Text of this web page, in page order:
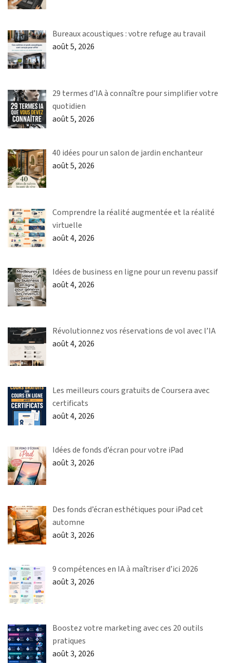
Bureaux acoustiques : votre refuge au travail
août 5, 2026
29 termes d’IA à connaître pour simplifier votre
quotidien
août 5, 2026
40 idées pour un salon de jardin enchanteur
août 5, 2026
Comprendre la réalité augmentée et la réalité
virtuelle
août 4, 2026
Idées de business en ligne pour un revenu passif
août 4, 2026
Révolutionnez vos réservations de vol avec l’IA
août 4, 2026
Les meilleurs cours gratuits de Coursera avec
certificats
août 4, 2026
Idées de fonds d’écran pour votre iPad
août 3, 2026
Des fonds d’écran esthétiques pour iPad cet
automne
août 3, 2026
9 compétences en IA à maîtriser d’ici 2026
août 3, 2026
Boostez votre marketing avec ces 20 outils
pratiques
août 3, 2026